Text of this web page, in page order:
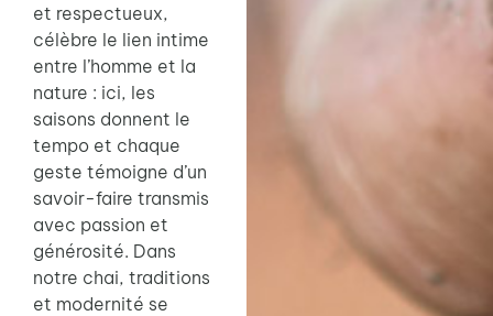
et respectueux,
célèbre le lien intime
entre l’homme et la
nature : ici, les
saisons donnent le
tempo et chaque
geste témoigne d’un
savoir-faire transmis
avec passion et
générosité. Dans
notre chai, traditions
et modernité se